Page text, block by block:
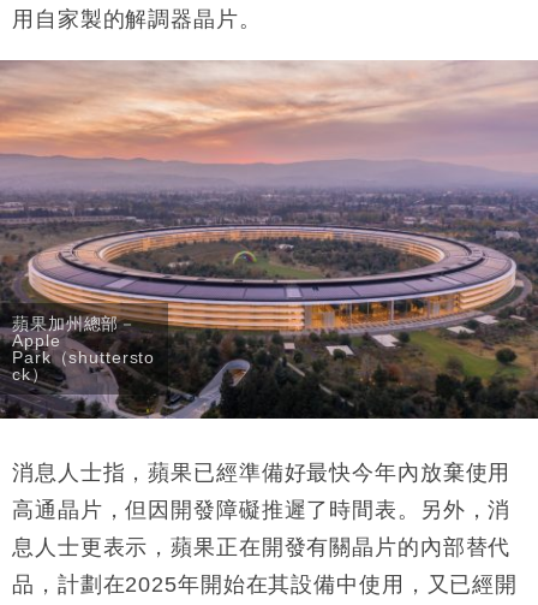
粦接任
15:11
財經｜韓股反覆波動收跌 連挫7周創逾3年最長跌勢
財經｜內地7月美元計價出口增近24%勝預期 貿易順
差達1125億美元
12:44
財經｜日本春季三度入市撐日圓 4月單日斥6.28萬億
日圓干預創新高
11:12
國際｜特朗普料美伊戰事快結束 承認部分彈藥庫存緊
張
15:59
財經｜SA售股自救後再出手 斥4億美元押注未上市公
司
用自家製的解調器晶片。
蘋果加州總部－
Apple
Park（shuttersto
ck）
消息人士指，蘋果已經準備好最快今年內放棄使用
高通晶片，但因開發障礙推遲了時間表。另外，消
息人士更表示，蘋果正在開發有關晶片的內部替代
品，計劃在2025年開始在其設備中使用，又已經開